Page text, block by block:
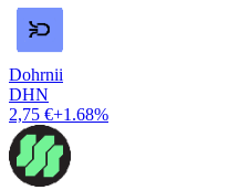
Dohrnii
DHN
2,75 €+1.68%